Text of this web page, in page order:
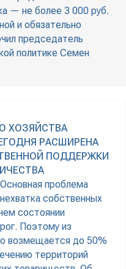
— не более 3 000 руб.
и обязательно
председатель
политике Семен
ХОЗЯЙСТВА
РАСШИРЕНА
ПОДДЕРЖКИ
проблема
собственных
состоянии
Поэтому из
возмещается до 50%
территорий